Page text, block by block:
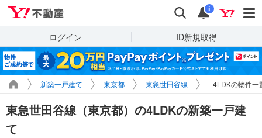
検索 通知
i
ログイン ID新規取得
新築一戸建て 東京都 東急世田谷線 4LDKの物件一
東急世田谷線（東京都）の4LDKの新築一戸建
て